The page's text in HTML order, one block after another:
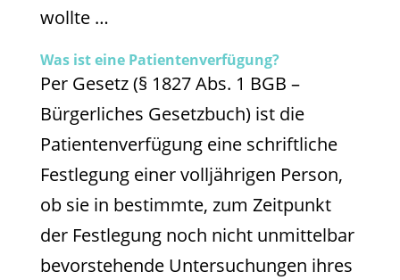
wollte …
Was ist eine Patientenverfügung?
Per Gesetz (§ 1827 Abs. 1 BGB –
Bürgerliches Gesetzbuch) ist die
Patientenverfügung eine schriftliche
Festlegung einer volljährigen Person,
ob sie in bestimmte, zum Zeitpunkt
der Festlegung noch nicht unmittelbar
bevorstehende Untersuchungen ihres